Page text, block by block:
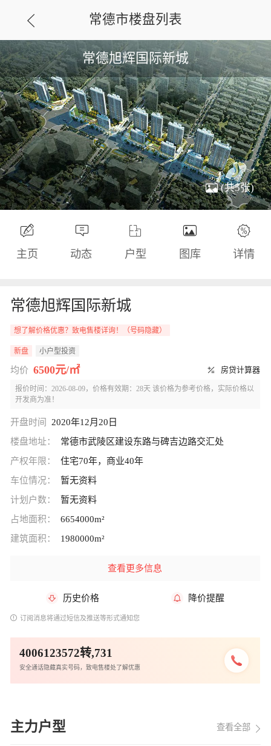
常德市楼盘列表
常德旭辉国际新城
(共5张)
主页 动态 户型 图库 详情
常德旭辉国际新城
想了解价格优惠？致电售楼详询！（号码隐藏）
新盘 小户型投资
均价 房贷计算器
6500元/㎡
报价时间：2026-08-09，价格有效期：28天 该价格为参考价格，实际价格以
开发商为准！
开盘时间
2020年12月20日
楼盘地址：
常德市武陵区建设东路与碑吉边路交汇处
产权年限：
住宅70年，商业40年
车位情况：
暂无资料
计划户数：
暂无资料
占地面积：
6654000m²
建筑面积：
1980000m²
查看更多信息
历史价格 降价提醒
订阅消息将通过短信及推送等形式通知您
4006123572转,731
安全通话隐藏真实号码，致电售楼处了解优惠
主力户型 查看全部